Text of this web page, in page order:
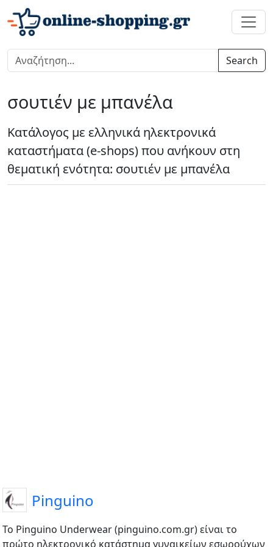
Search
σουτιέν με μπανέλα
Κατάλογος με ελληνικά ηλεκτρονικά
καταστήματα (e-shops) που ανήκουν στη
θεματική ενότητα: σουτιέν με μπανέλα
Pinguino
Το Pinguino Underwear (pinguino.com.gr) είναι το
πρώτο ηλεκτρονικό κατάστημα γυναικείων εσωρούχων